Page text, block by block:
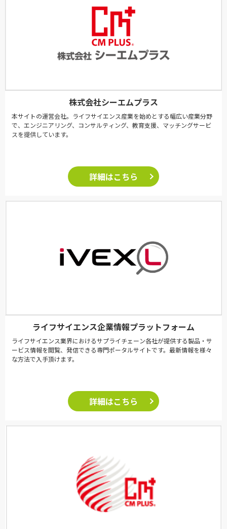
株式会社シーエムプラス
本サイトの運営会社。ライフサイエンス産業を始めとする幅広い産業分野
で、エンジニアリング、コンサルティング、教育支援、マッチングサービ
スを提供しています。
詳細はこちら
ライフサイエンス企業情報プラットフォーム
ライフサイエンス業界におけるサプライチェーン各社が提供する製品・サ
ービス情報を閲覧、発信できる専門ポータルサイトです。最新情報を様々
な方法で入手頂けます。
詳細はこちら